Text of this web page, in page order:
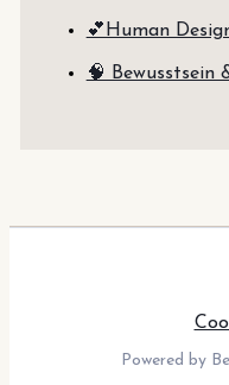
💕Human
🧠 Bewusstsein
Powered by